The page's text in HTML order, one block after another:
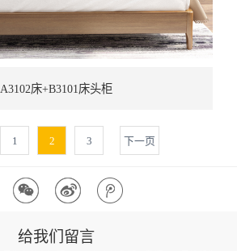
A3102床+B3101床头柜
1 2 3 下一页
给我们留言